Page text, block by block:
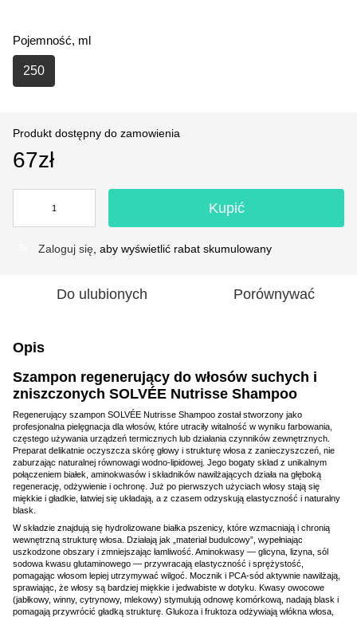
Pojemność, ml
250
Produkt dostępny do zamowienia
67zł
Kupić
Zaloguj się , aby wyświetlić rabat skumulowany
Do ulubionych Porównywać
Opis
Szampon regenerujący do włosów suchych i
zniszczonych SOLVÉE Nutrisse Shampoo
Regenerujący szampon SOLVÉE Nutrisse Shampoo został stworzony jako
profesjonalna pielęgnacja dla włosów, które utraciły witalność w wyniku farbowania,
częstego używania urządzeń termicznych lub działania czynników zewnętrznych.
Preparat delikatnie oczyszcza skórę głowy i strukturę włosa z zanieczyszczeń, nie
zaburzając naturalnej równowagi wodno-lipidowej. Jego bogaty skład z unikalnym
połączeniem białek, aminokwasów i składników nawilżających działa na głęboką
regenerację, odżywienie i ochronę. Już po pierwszych użyciach włosy stają się
miękkie i gładkie, łatwiej się układają, a z czasem odzyskują elastyczność i naturalny
blask.
W składzie znajdują się hydrolizowane białka pszenicy, które wzmacniają i chronią
wewnętrzną strukturę włosa. Działają jak „materiał budulcowy”, wypełniając
uszkodzone obszary i zmniejszając łamliwość. Aminokwasy — glicyna, lizyna, sól
sodowa kwasu glutaminowego — przywracają elastyczność i sprężystość,
pomagając włosom lepiej utrzymywać wilgoć. Mocznik i PCA-sód aktywnie nawilżają,
sprawiając, że włosy są bardziej miękkie i jedwabiste w dotyku. Kwasy owocowe
(jabłkowy, winny, cytrynowy, mlekowy) stymulują odnowę komórkową, nadają blask i
pomagają przywrócić gładką strukturę. Glukoza i fruktoza odżywiają włókna włosa,